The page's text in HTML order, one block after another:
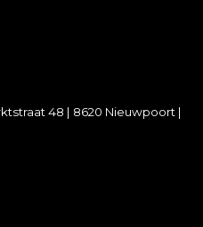
48 | 8620 Nieuwpoort |